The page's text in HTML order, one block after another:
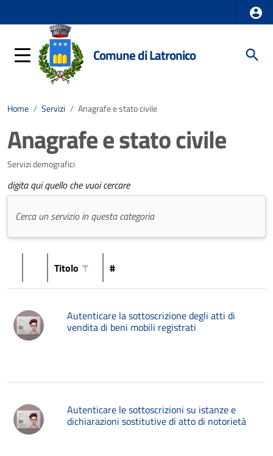
Comune di Latronico
Home / Servizi / Anagrafe e stato civile
Anagrafe e stato civile
Servizi demografici
digita qui quello che vuoi cercare
Titolo #
Autenticare la sottoscrizione degli atti di
vendita di beni mobili registrati
Autenticare le sottoscrizioni su istanze e
dichiarazioni sostitutive di atto di notorietà